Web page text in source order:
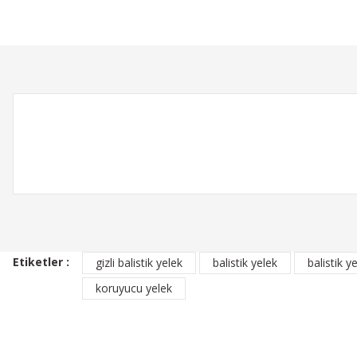
Etiketler : gizli balistik yelek balistik yelek balistik
koruyucu yelek